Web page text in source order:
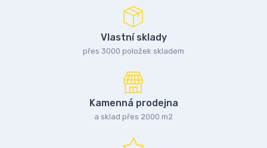
Vlastní sklady
přes 3000 položek skladem
Kamenná prodejna
a sklad přes 2000 m2